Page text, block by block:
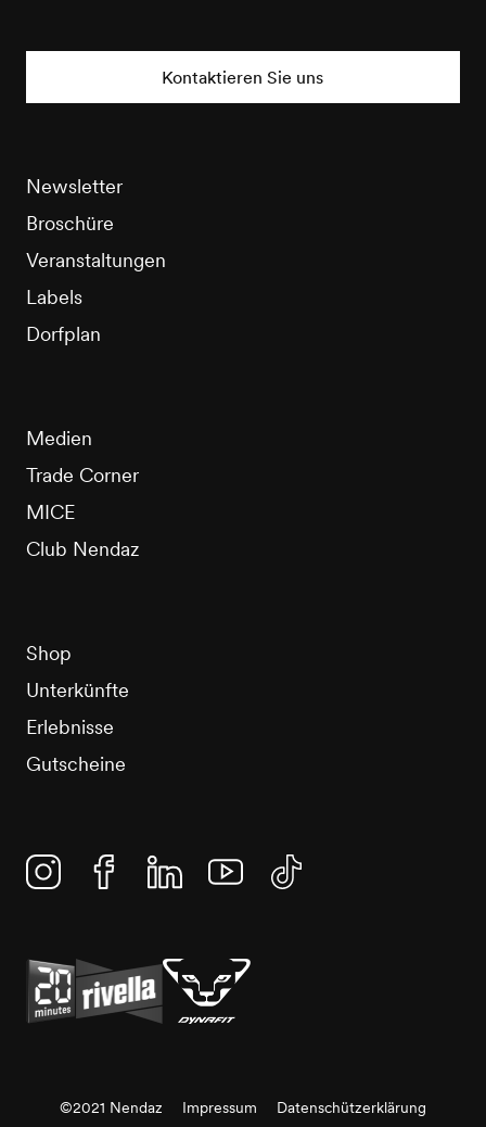
Kontaktieren Sie uns
Newsletter
Broschüre
Veranstaltungen
Labels
Dorfplan
Medien
Trade Corner
MICE
Club Nendaz
Shop
Unterkünfte
Erlebnisse
Gutscheine
©2021 Nendaz Impressum Datenschützerklärung